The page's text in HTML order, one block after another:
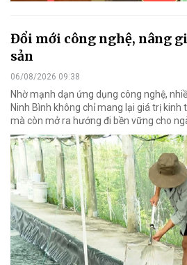
Đổi mới công nghệ, nâng
sản
06/08/2026 09:38
Nhờ mạnh dạn ứng dụng công nghệ,
Ninh Bình không chỉ mang lại giá trị kinh
mà còn mở ra hướng đi bền vững cho